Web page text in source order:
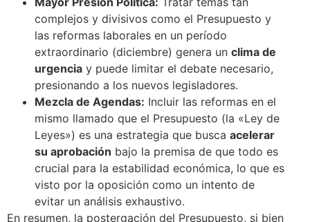
complejos y divisivos como el Presupuesto y
las reformas laborales en un período
extraordinario (diciembre) genera un clima de
urgencia y puede limitar el debate necesario,
presionando a los nuevos legisladores.
Mezcla de Agendas: Incluir las reformas en el
mismo llamado que el Presupuesto (la «Ley de
Leyes») es una estrategia que busca acelerar
su aprobación bajo la premisa de que todo es
crucial para la estabilidad económica, lo que es
visto por la oposición como un intento de
evitar un análisis exhaustivo.
En resumen, la postergación del Presupuesto, si bien